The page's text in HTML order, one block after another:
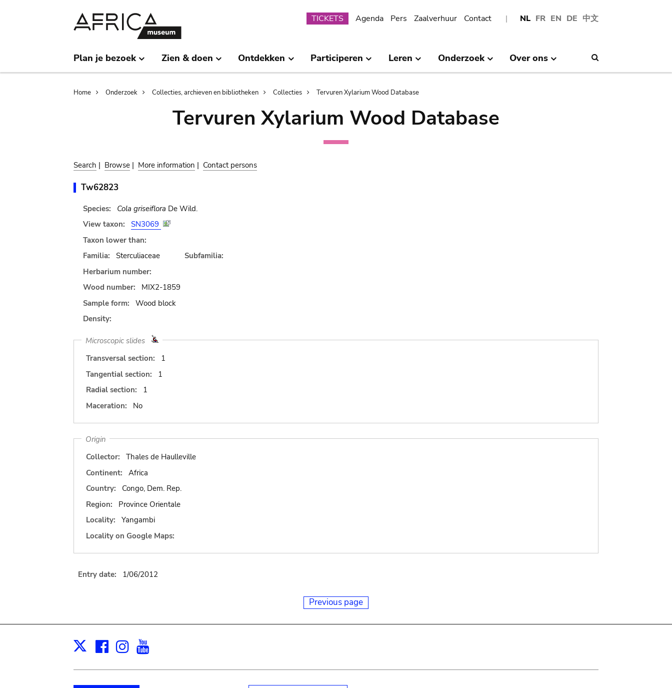
NL FR EN DE 中文
Submenu
TICKETS Agenda Pers Zaalverhuur Contact
Plan je bezoek Zien & doen Ontdekken Participeren Leren Onderzoek Over ons
Breadcrumb
Home Onderzoek Collecties, archieven en bibliotheken Collecties Tervuren Xylarium Wood Database
Tervuren Xylarium Wood Database
Search | Browse | More information | Contact persons
Tw62823
Species: Cola griseiflora De Wild.
View taxon:
SN3069
Taxon lower than:
Familia:
Sterculiaceae
Subfamilia:
Herbarium number:
Wood number:
MIX2-1859
Sample form:
Wood block
Density:
Microscopic slides
Transversal section:
1
Tangential section:
1
Radial section:
1
Maceration:
No
Origin
Collector:
Thales de Haulleville
Continent:
Africa
Country:
Congo, Dem. Rep.
Region:
Province Orientale
Locality:
Yangambi
Locality on Google Maps:
Entry date: 1/06/2012
Previous page
X Facebook
Instagram